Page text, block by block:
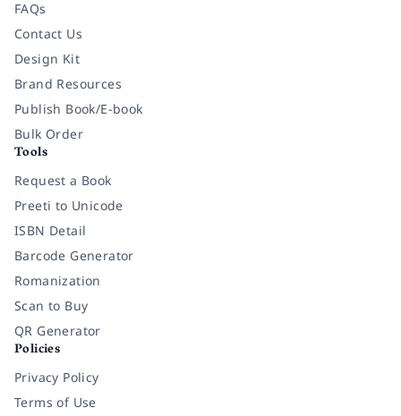
FAQs
Contact Us
Design Kit
Brand Resources
Publish Book/E-book
Bulk Order
Tools
Request a Book
Preeti to Unicode
ISBN Detail
Barcode Generator
Romanization
Scan to Buy
QR Generator
Policies
Privacy Policy
Terms of Use